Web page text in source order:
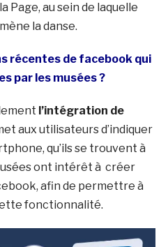
au sein de laquelle
la danse.
récentes de facebook qui
par les musées ?
l’intégration de
aux utilisateurs d’indiquer
qu’ils se trouvent à
ont intérêt à créer
afin de permettre à
fonctionnalité.